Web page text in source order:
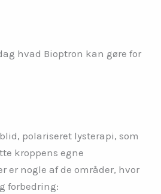
hvad Bioptron kan gøre for
polariseret lysterapi, som
kroppens egne
er nogle af de områder, hvor
forbedring: